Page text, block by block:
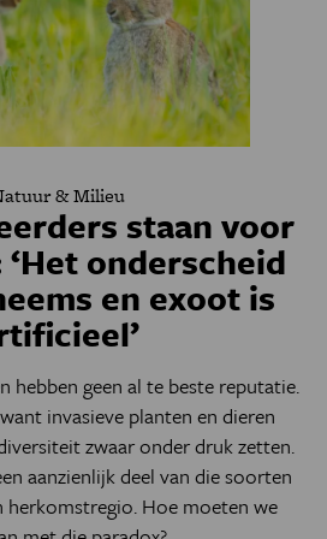
& Milieu
staan voor
‘Het onderscheid
en exoot is
hebben geen al te beste reputatie.
invasieve planten en dieren
zwaar onder druk zetten.
aanzienlijk deel van die soorten
herkomstregio. Hoe moeten we